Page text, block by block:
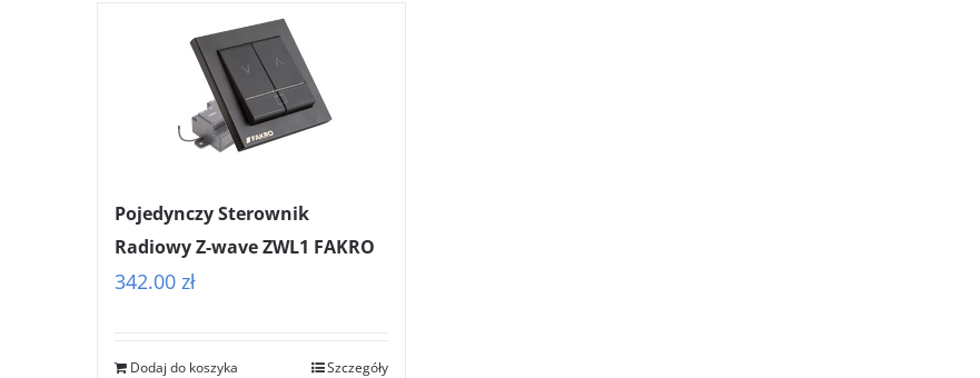
Pojedynczy Sterownik
Radiowy Z-wave ZWL1 FAKRO
342.00 zł
Dodaj do koszyka Szczegóły